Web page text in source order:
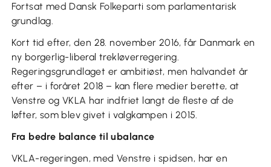
Fortsat med Dansk Folkeparti som parlamentarisk
grundlag.
Kort tid efter, den 28. november 2016, får Danmark en
ny borgerlig-liberal trekløverregering.
Regeringsgrundlaget er ambitiøst, men halvandet år
efter – i foråret 2018 – kan flere medier berette, at
Venstre og VKLA har indfriet langt de fleste af de
løfter, som blev givet i valgkampen i 2015.
Fra bedre balance til ubalance
VKLA-regeringen, med Venstre i spidsen, har en